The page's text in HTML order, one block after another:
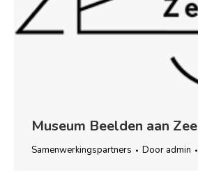
Museum Beelden aan Zee
Samenwerkingspartners Door admin